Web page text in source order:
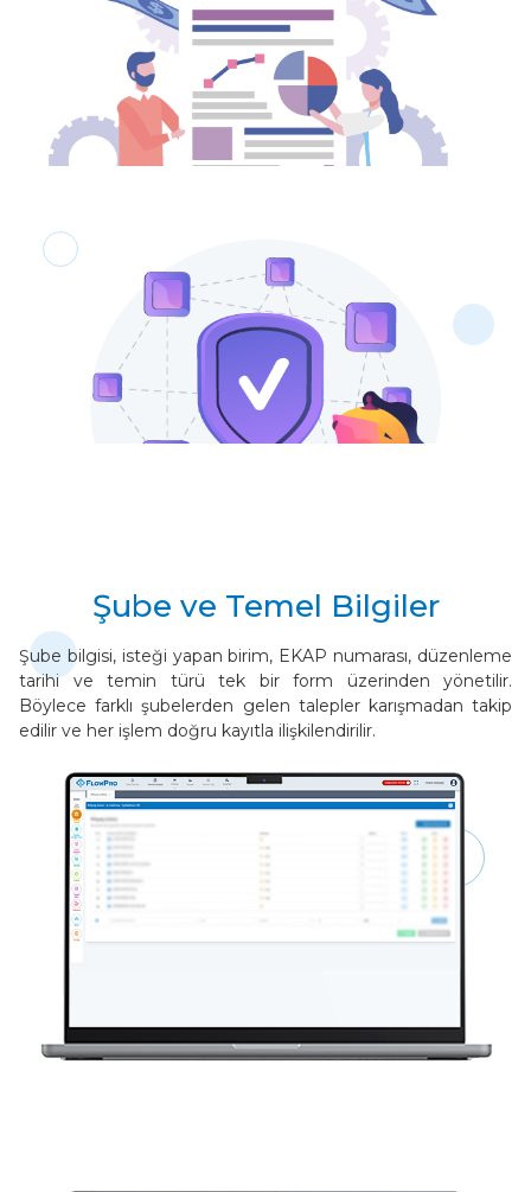
Tutanak Kaydı
Teslim, kontrol ve süreç notları tutanak halinde
kaydedilir, geçmiş işlemler kolayca açılır.
EKAP ile Kolay Yönetim
İlgili kayıtlar EKAP süreçlerine uyumlu biçimde
takip edilir ve referanslanır.
Sürecin başlamadan önce gerekli izin kontrolleri
yapılır ve yetkisiz adımlar engellenir.
Şube ve Temel Bilgiler
Şube bilgisi, isteği yapan birim, EKAP numarası, düzenleme
tarihi ve temin türü tek bir form üzerinden yönetilir.
Böylece farklı şubelerden gelen talepler karışmadan takip
edilir ve her işlem doğru kayıtla ilişkilendirilir.